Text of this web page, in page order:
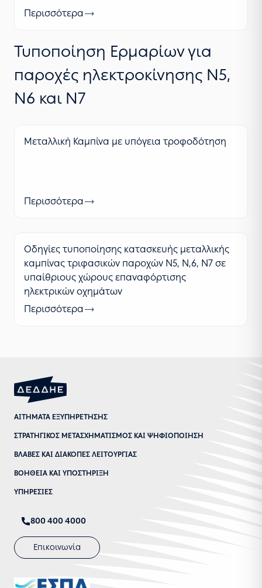
Περισσότερα
Τυποποίηση Ερμαρίων για
παροχές ηλεκτροκίνησης Ν5,
Ν6 και Ν7
Μεταλλική Καμπίνα με υπόγεια τροφοδότηση
Περισσότερα
Oδηγίες τυποποίησης κατασκευής μεταλλικής
καμπίνας τριφασικών παροχών Ν5, Ν,6, Ν7 σε
υπαίθριους χώρους επαναφόρτισης
ηλεκτρικών οχημάτων
Περισσότερα
ΑΙΤΗΜΑΤΑ ΕΞΥΠΗΡΕΤΗΣΗΣ
ΣΤΡΑΤΗΓΙΚΟΣ ΜΕΤΑΣΧΗΜΑΤΙΣΜΟΣ ΚΑΙ ΨΗΦΙΟΠΟΙΗΣΗ
ΒΛΑΒΕΣ ΚΑΙ ΔΙΑΚΟΠΕΣ ΛΕΙΤΟΥΡΓΙΑΣ
ΒΟΗΘΕΙΑ ΚΑΙ ΥΠΟΣΤΗΡΙΞΗ
ΥΠΗΡΕΣΙΕΣ
800 400 4000
Επικοινωνία